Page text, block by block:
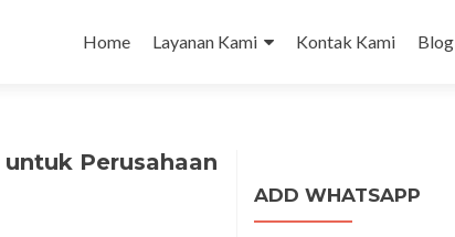
Home
Layanan Kami Kontak Kami Blog
Perusahaan
ADD WHATSAPP